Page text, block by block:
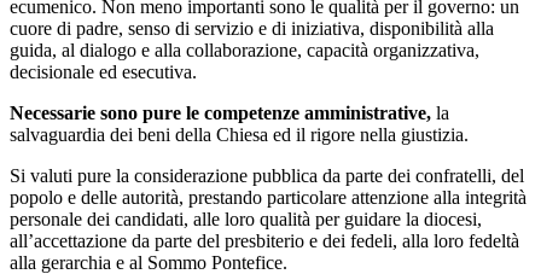
ecumenico. Non meno importanti sono le qualità per il governo: un
cuore di padre, senso di servizio e di iniziativa, disponibilità alla
guida, al dialogo e alla collaborazione, capacità organizzativa,
decisionale ed esecutiva.
Necessarie sono pure le competenze amministrative, la
salvaguardia dei beni della Chiesa ed il rigore nella giustizia.
Si valuti pure la considerazione pubblica da parte dei confratelli, del
popolo e delle autorità, prestando particolare attenzione alla integrità
personale dei candidati, alle loro qualità per guidare la diocesi,
all’accettazione da parte del presbiterio e dei fedeli, alla loro fedeltà
alla gerarchia e al Sommo Pontefice.